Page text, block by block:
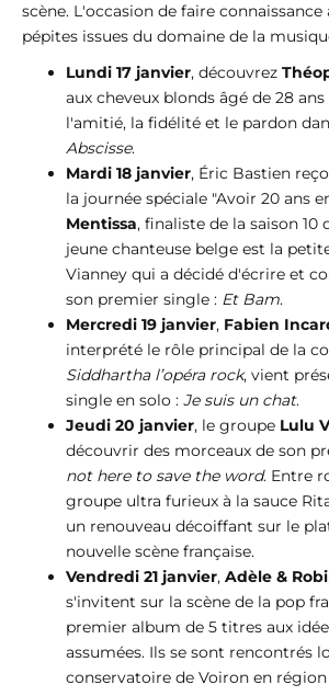
scène. L'occasion de faire connaissance
pépites issues du domaine de la
Lundi 17 janvier, découvrez
aux cheveux blonds âgé de 28
l'amitié, la fidélité et le pardon
Abscisse.
Mardi 18 janvier, Éric Bastien
la journée spéciale "Avoir 20 ans
Mentissa, finaliste de la saison 10
jeune chanteuse belge est la
Vianney qui a décidé d'écrire et
son premier single : Et Bam.
Mercredi 19 janvier, Fabien
interprété le rôle principal de la
Siddhartha l’opéra rock, vient
single en solo : Je suis un chat.
Jeudi 20 janvier, le groupe Lulu
découvrir des morceaux de son
not here to save the word. Entre
groupe ultra furieux à la sauce
un renouveau décoiffant sur le
nouvelle scène française.
Vendredi 21 janvier, Adèle &
s'invitent sur la scène de la pop
premier album de 5 titres aux
assumées. Ils se sont rencontrés
conservatoire de Voiron en